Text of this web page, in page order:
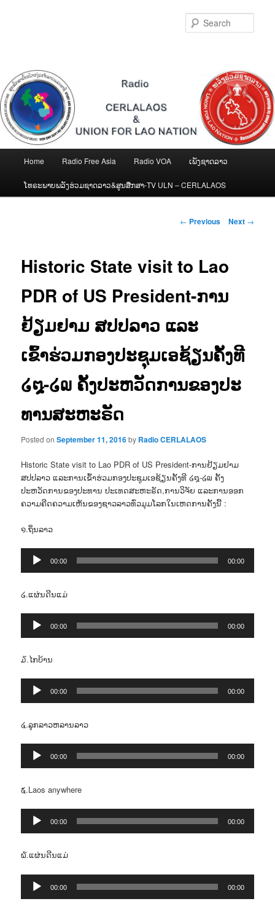
Home Radio Free Asia Radio VOA ເພັງຊາດລາວ
ໂທຣະພາບພລັງຮ່ວມຊາດລາວ&ສູນສືກສາ-TV ULN – CERLALAOS
Post
← Previous Next →
Historic State visit to Lao
PDR of US President-ການ
ຢ້ຽມຢາມ ສປປລາວ ແລະ
ເຂົ້າຮ່ວມກອງປະຊຸມເອຊ້ຽນຄັ້ງທີ
໒໘-໒໙ ຄັ້ງປະຫວັດການຂອງປະ
ທານສະຫະຣັດ
Posted onSeptember 11, 2016by Radio CERLALAOS
Historic State visit to Lao PDR of US President-ການຢ້ຽມຢາມ
ສປປລາວ ແລະການເຂົ້າຮ່ວມກອງປະຊຸມເອຊ້ຽນຄັ້ງທີ ໒໘-໒໙ ຄັ້ງ
ປະຫວັດການຂອງປະທານ ປະເທດສະຫະຣັດ,ການວິຈັຍ ແລະການອອກ
ຄວາມຄີດຄວາມເຫັນຂອງຊາວລາວທົ່ວມຸມໂລກໃນເຫດການຄັ້ງນີ້ :
໑.ຖິ່ນລາວ
Audio
Player
00:00 00:00
໒.ແຜ່ນດີນແມ່
Audio
Player
00:00 00:00
໓.ໄກບ້ານ
Audio
Player
00:00 00:00
໔.ລູກລາວຫລານລາວ
Audio
Player
00:00 00:00
໕.Laos anywhere
Audio
Player
00:00 00:00
໖.ແຜ່ນດີນແມ່
Audio
Player
00:00 00:00